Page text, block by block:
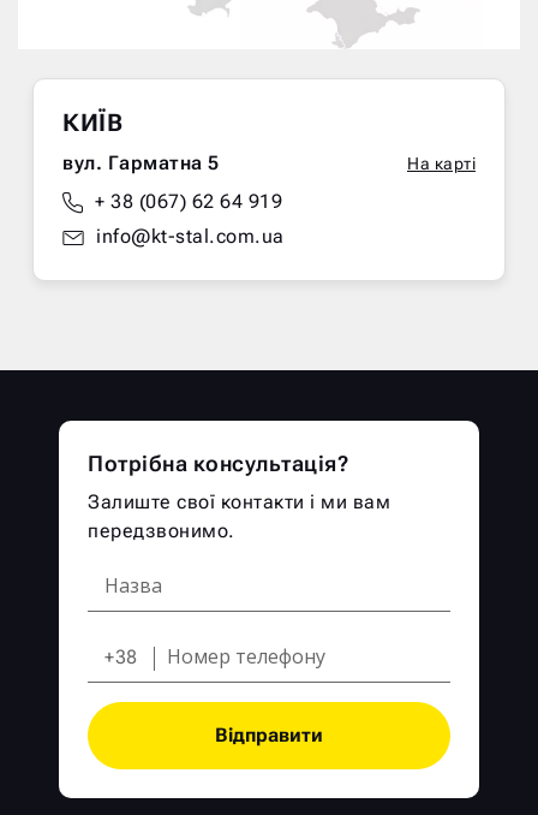
КИЇВ
вул. Гарматна 5 На карті
+ 38 (067) 62 64 919
info@kt-stal.com.ua
Потрібна консультація?
Залиште свої контакти і ми вам
передзвонимо.
+38
Відправити